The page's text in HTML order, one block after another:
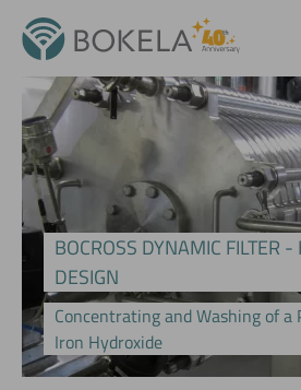
BOCROSS DYNAMIC FILTER -
DESIGN
Concentrating and Washing of a
Iron Hydroxide